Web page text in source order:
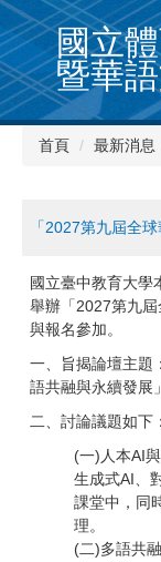
跳
到
主
要
內
國立
暨華
首頁 最新消息
「2027第九屆全
國立臺中教育大學
舉辦「2027第九
與報名參加。
一、旨揭論壇主題
語共融與永續發展
二、討論議題如下：
(一)人本AI
生成式AI、
課堂中，同
理。
(二)多語共